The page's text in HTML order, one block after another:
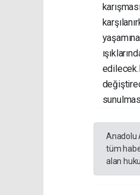
Anadolu
tüm
alan